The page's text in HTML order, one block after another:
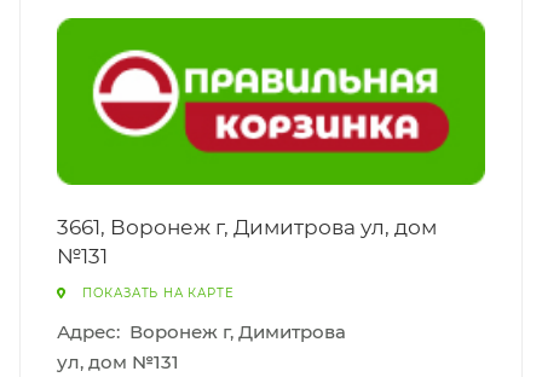
3661, Воронеж г, Димитрова ул, дом
№131
ПОКАЗАТЬ НА КАРТЕ
Адрес: Воронеж г, Димитрова
ул, дом №131